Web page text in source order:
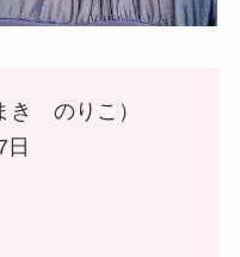
き のりこ）